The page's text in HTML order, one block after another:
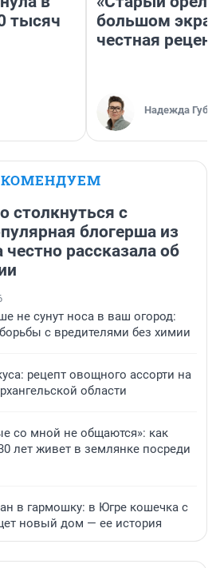
тысяч
большом
честная
Надежда
столкнуться с
блогерша из
честно рассказала об
не сунут носа в ваш огород:
с вредителями без химии
рецепт овощного ассорти на
области
со мной не общаются»: как
лет живет в землянке посреди
в гармошку: в Югре кошечка с
новый дом — ее история